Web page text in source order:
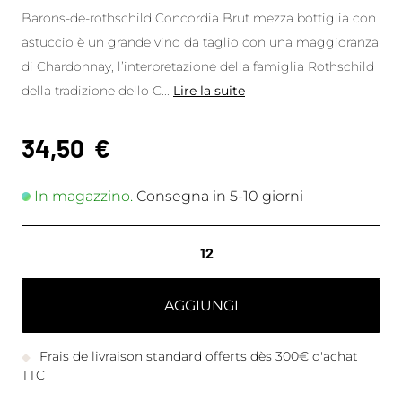
Barons-de-rothschild Concordia Brut mezza bottiglia con
astuccio è un grande vino da taglio con una maggioranza
di Chardonnay, l’interpretazione della famiglia Rothschild
della tradizione dello C
Lire la suite
34,50 €
In magazzino. Consegna in 5-10 giorni
AGGIUNGI
Frais de livraison standard offerts dès 300€ d'achat
TTC